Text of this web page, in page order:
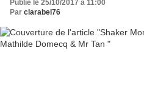
Publié le 25/10/2017 à 11:00
Par clarabel76